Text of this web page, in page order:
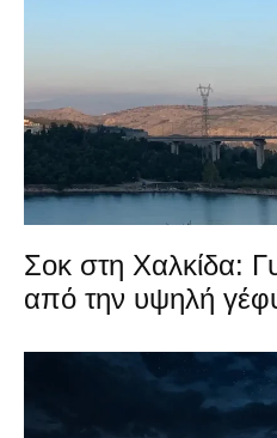
Σοκ στη Χαλκίδα:
από την υψηλή